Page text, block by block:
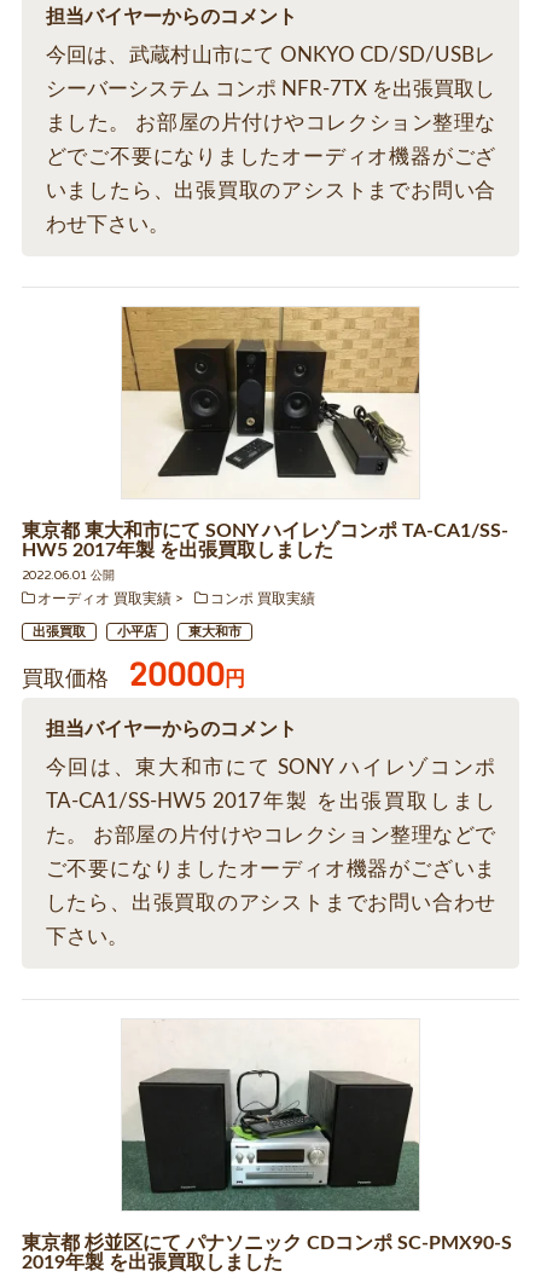
担当バイヤーからのコメント
今回は、武蔵村山市にて ONKYO CD/SD/USBレ
シーバーシステム コンポ NFR-7TX を出張買取し
ました。 お部屋の片付けやコレクション整理な
どでご不要になりましたオーディオ機器がござ
いましたら、出張買取のアシストまでお問い合
わせ下さい。
東京都 東大和市にて SONY ハイレゾコンポ TA-CA1/SS-
HW5 2017年製 を出張買取しました
2022.06.01 公開
オーディオ 買取実績
コンポ 買取実績
出張買取 小平店 東大和市
買取価格 20000円
担当バイヤーからのコメント
今回は、東大和市にて SONY ハイレゾコンポ
TA-CA1/SS-HW5 2017年製 を出張買取しまし
た。 お部屋の片付けやコレクション整理などで
ご不要になりましたオーディオ機器がございま
したら、出張買取のアシストまでお問い合わせ
下さい。
東京都 杉並区にて パナソニック CDコンポ SC-PMX90-S
2019年製 を出張買取しました